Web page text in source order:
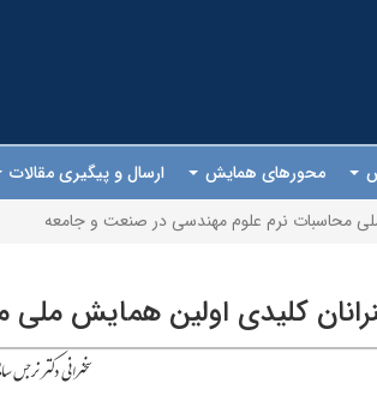
محورهای همایش ارسال و پیگیری مقالات
محاسبات نرم علوم مهندسی در صنعت و جامعه
کلیدی اولین همایش
سخنرانی دکتر نرجس